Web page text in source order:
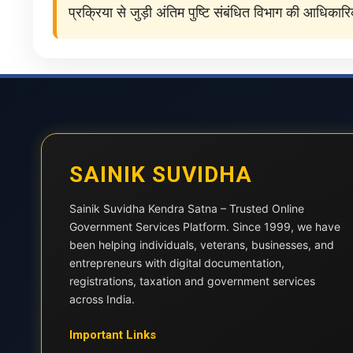
प्रक्रिया से जुड़ी अंतिम पुष्टि संबंधित विभाग की
SAINIK SUVIDHA
Sainik Suvidha Kendra Satna – Trusted Online
Government Services Platform. Since 1999, we have
been helping individuals, veterans, businesses, and
entrepreneurs with digital documentation,
registrations, taxation and government services
across India.
Important Links